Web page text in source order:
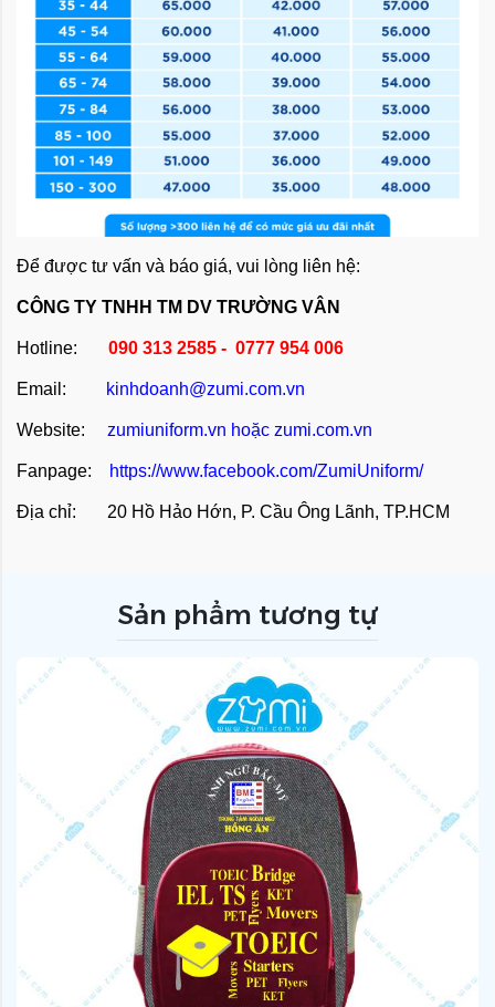
Để được tư vấn và báo giá, vui lòng liên hệ:
CÔNG TY TNHH TM DV TRƯỜNG VÂN
Hotline: 090 313 2585 - 0777 954 006
Email: kinhdoanh@zumi.com.vn
Website: zumiuniform.vn hoặc zumi.com.vn
Fanpage: https://www.facebook.com/ZumiUniform/
Địa chỉ: 20 Hồ Hảo Hớn, P. Cầu Ông Lãnh, TP.HCM
Sản phẩm tương tự